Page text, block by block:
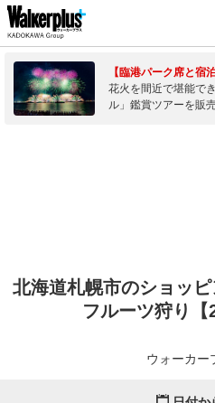
【臨港パーク席と宿
花火を間近で堪能で
ル」鑑賞ツアーを販
北海道札幌市のショッ
フルーツ狩り【
ウォーカー